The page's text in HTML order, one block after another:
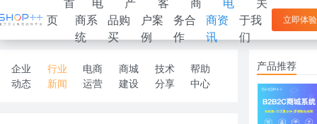
首
页
电
商系
统
产
品购
买
客
户案
例
商
务合
作
电
商资
讯
关
于我
们
立即体验
企业
动态
行业
新闻
电商
运营
商城
建设
技术
分享
帮助
中心
产品推荐